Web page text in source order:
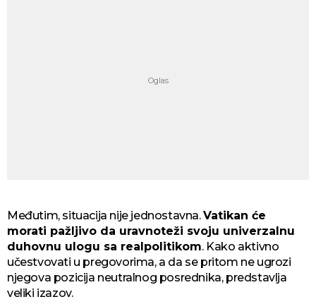
Međutim, situacija nije jednostavna.Vatikan će
morati pažljivo da uravnoteži svoju univerzalnu
duhovnu ulogu sa realpolitikom. Kako aktivno
učestvovati u pregovorima, a da se pritom ne ugrozi
njegova pozicija neutralnog posrednika, predstavlja
veliki izazov.